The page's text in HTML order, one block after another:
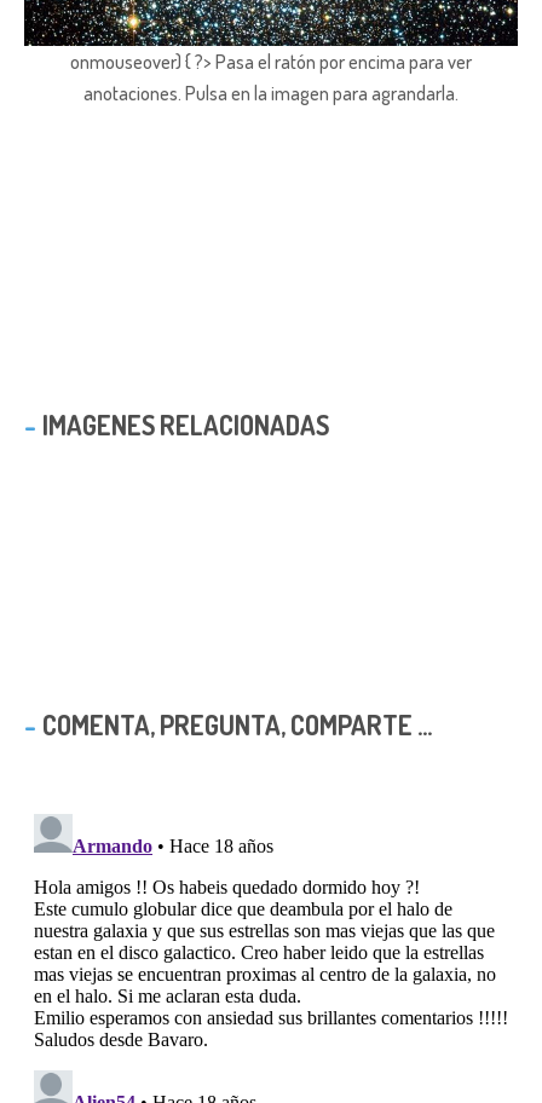
onmouseover) { ?> Pasa el ratón por encima para ver
anotaciones. Pulsa en la imagen para agrandarla.
IMAGENES RELACIONADAS
COMENTA, PREGUNTA, COMPARTE ...